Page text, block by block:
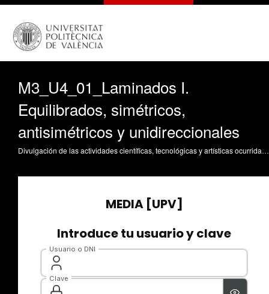
M3_U4_01_Laminados I.
Equilibrados, simétricos,
antisimétricos y unidireccionales
Divulgación de las actividades científicas, tecnológicas y artísticas ocurridas en los tres campus de la UPV